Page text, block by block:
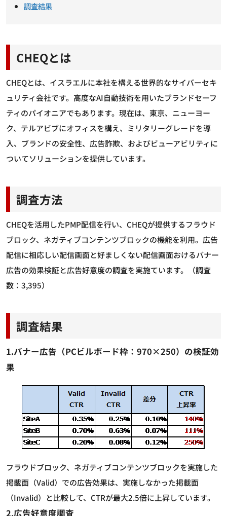
調査結果
CHEQとは
CHEQとは、イスラエルに本社を構える世界的なサイバーセキ
ュリティ会社です。高度なAI自動技術を用いたブランドセーフ
ティのパイオニアでもあります。現在は、東京、ニューヨー
ク、テルアビブにオフィスを構え、ミリタリーグレードを導
入、ブランドの安全性、広告詐欺、およびビューアビリティに
ついてソリューションを提供しています。
調査方法
CHEQを活用したPMP配信を行い、CHEQが提供するフラウド
ブロック、ネガティブコンテンツブロックの機能を利用。広告
配信に相応しい配信画面と好ましくない配信画面おけるバナー
広告の効果検証と広告好意度の調査を実施ています。（調査
数：3,395）
調査結果
1.バナー広告（PCビルボード枠：970×250）の検証効
果
フラウドブロック、ネガティブコンテンツブロックを実施した
掲載面（Valid）での広告効果は、実施しなかった掲載面
（Invalid）と比較して、CTRが最大2.5倍に上昇しています。
2.広告好意度調査